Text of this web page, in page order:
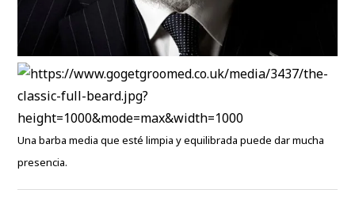
Una barba media que esté limpia y equilibrada puede dar mucha
presencia.